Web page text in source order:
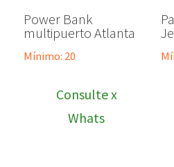
Power Bank
multipuerto Atlanta
Mínimo: 20
Consulte x
Whats